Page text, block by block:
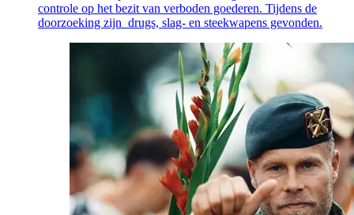
controle op het bezit van verboden goederen. Tijdens de
doorzoeking zijn drugs, slag- en steekwapens gevonden.